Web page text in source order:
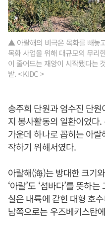
▲ 아랄해의 비극은 목화를 빼놓
목화 사업을 위해 대규모의 무리
이 줄어드는 재앙이 시작됐다는
밭. < KIDC >
송주희 단원과 엄수진 단
지 봉사활동의 일환이었다
가운데 하나로 꼽히는 아
작하기 위해서였다.
아랄해(海)는 방대한 크기
‘아랄’도 ‘섬바다’를 뜻하
실은 내륙에 갇힌 대형 호
남쪽으로는 우즈베키스탄